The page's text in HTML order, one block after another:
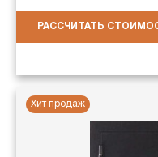
РАССЧИТАТЬ
Хит продаж